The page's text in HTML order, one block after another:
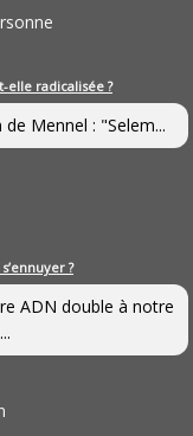
elle radicalisée ?
Mennel : "Selem...
?
ADN double à notre